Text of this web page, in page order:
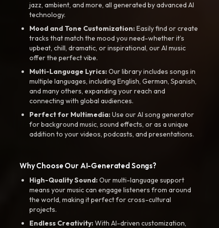
jazz, ambient, and more, all generated by advanced AI
technology.
Mood and Tone Customization:Easily find or create
tracks that match the mood you need-whether it’s
upbeat, chill, dramatic, or inspirational, our AI music
offer the perfect vibe.
Multi-Language Lyrics:Our library includes songs in
multiple languages, including English, German, Spanish,
and many others, expanding your reach and
connecting with global audiences.
Perfect for Multimedia:Use our AI song generator
for background music, sound effects, or as a unique
addition to your videos, podcasts, and presentations.
Why Choose Our AI-Generated Songs?
High-Quality Sound:Our multi-language support
means your music can engage listeners from around
the world, making it perfect for cross-cultural
projects.
Endless Creativity:With AI-driven customization,